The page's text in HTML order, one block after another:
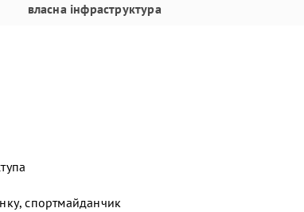
власна інфраструктура
спортмайданчик